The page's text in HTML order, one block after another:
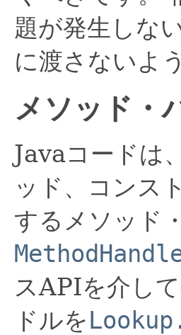
題が発生しな
に渡さないよ
メソッド・
Javaコードは
ッド、コンス
するメソッド
スAPIを介し
ドルを